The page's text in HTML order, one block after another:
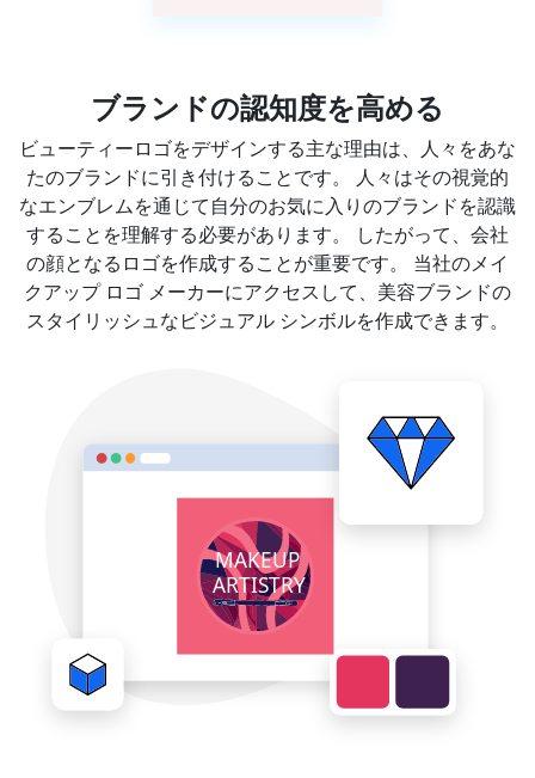
ブランドの認知度を高める
ビューティーロゴをデザインする主な理由は、人々をあな
たのブランドに引き付けることです。 人々はその視覚的
なエンブレムを通じて自分のお気に入りのブランドを認識
することを理解する必要があります。 したがって、会社
の顔となるロゴを作成することが重要です。 当社のメイ
クアップ ロゴ メーカーにアクセスして、美容ブランドの
スタイリッシュなビジュアル シンボルを作成できます。